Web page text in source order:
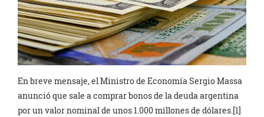
En breve mensaje, el Ministro de Economía Sergio Massa
anunció que sale a comprar bonos de la deuda argentina
por un valor nominal de unos 1.000 millones de dólares.[1]